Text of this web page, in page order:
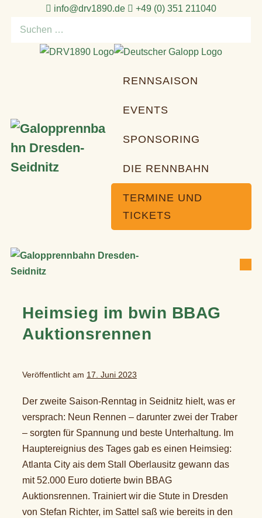
info@drv1890.de​
+49 (0) 351 211040
Suchen
RENNSAISON
EVENTS
SPONSORING
DIE RENNBAHN
TERMINE UND
TICKETS
Suche-
Heimsieg im bwin BBAG
Auktionsrennen
Veröffentlicht am 17. Juni 2023
Der zweite Saison-Renntag in Seidnitz hielt, was er
versprach: Neun Rennen – darunter zwei der Traber
– sorgten für Spannung und beste Unterhaltung. Im
Hauptereignius des Tages gab es einen Heimsieg:
Atlanta City ais dem Stall Oberlausitz gewann das
mit 52.000 Euro dotierte bwin BBAG
Auktionsrennen. Trainiert wir die Stute in Dresden
von Stefan Richter, im Sattel saß wie bereits in den